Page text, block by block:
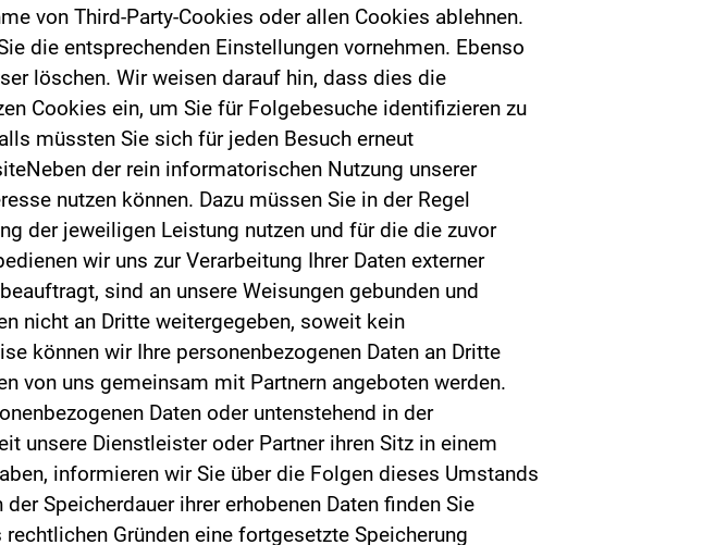
von Third-Party-Cookies oder allen Cookies ablehnen.
die entsprechenden Einstellungen vornehmen. Ebenso
löschen. Wir weisen darauf hin, dass dies die
Cookies ein, um Sie für Folgebesuche identifizieren zu
müssten Sie sich für jeden Besuch erneut
der rein informatorischen Nutzung unserer
nutzen können. Dazu müssen Sie in der Regel
der jeweiligen Leistung nutzen und für die die zuvor
wir uns zur Verarbeitung Ihrer Daten externer
sind an unsere Weisungen gebunden und
nicht an Dritte weitergegeben, soweit kein
können wir Ihre personenbezogenen Daten an Dritte
von uns gemeinsam mit Partnern angeboten werden.
Daten oder untenstehend in der
unsere Dienstleister oder Partner ihren Sitz in einem
informieren wir Sie über die Folgen dieses Umstands
Speicherdauer ihrer erhobenen Daten finden Sie
Gründen eine fortgesetzte Speicherung